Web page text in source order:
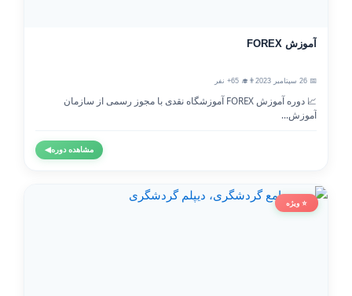
آموزش FOREX
📅 26 سپتامبر 2023 👨‍🎓 65+ نفر
📈 دوره آموزش FOREX آموزشگاه نقدی با مجوز رسمی از سازمان
آموزش...
مشاهده دوره◀
⭐ ویژه